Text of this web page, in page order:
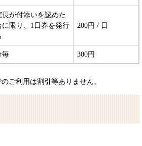
長が付添いを認めた
に限り、1日券を発行
200円 / 日
毎 300円
ご利用は割引等ありません。